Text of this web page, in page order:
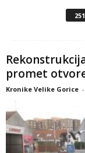
promet
Kronike Velike Gorice -